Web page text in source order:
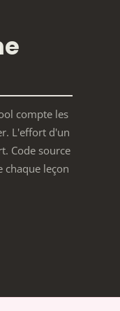
compte les
L'effort d'un
Code source
chaque leçon